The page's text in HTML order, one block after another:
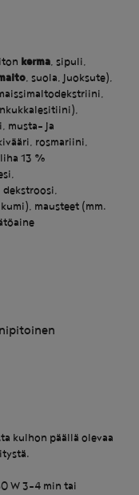
kerma, sipuli,
, suola, juoksute),
musta- ja
rosmariini,
13 %
mausteet (mm.
kulhon päällä olevaa
W 3-4 min tai